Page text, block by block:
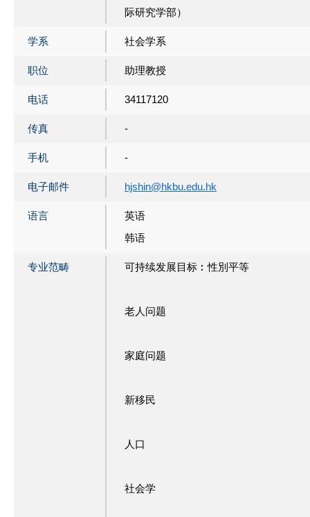
际研究学部）
学系 社会学系
职位 助理教授
电话 34117120
传真 -
手机 -
电子邮件 hjshin@hkbu.edu.hk
语言
英语
韩语
专业范畴 可持续发展目标︰性別平等
老人问题
家庭问题
新移民
人口
社会学